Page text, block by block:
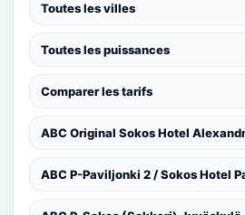
Toutes les villes
Toutes les puissances
Comparer les tarifs
ABC Original Sokos Hotel
ABC P-Paviljonki 2 / Sokos Hotel